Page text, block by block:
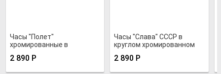
Часы "Полет"
хромированные в
хромированном корпусе
2 890 Р
Часы "Слава" СССР в
круглом хромированном
2 890 Р